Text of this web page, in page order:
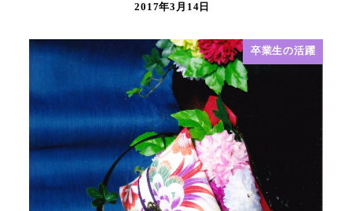
2017年3月14日
卒業生の活躍